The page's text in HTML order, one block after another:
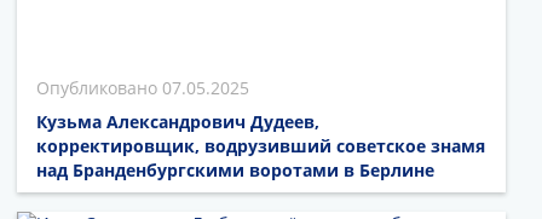
07.05.2025
Кузьма Александрович Дудеев,
корректировщик, водрузивший советское знамя
над Бранденбургскими воротами в Берлине